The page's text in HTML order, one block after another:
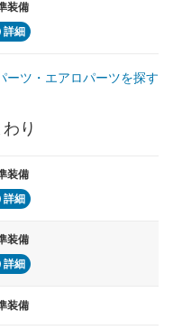
装備
詳細
ーツ・エアロパーツを探す
り
装備
詳細
装備
詳細
装備